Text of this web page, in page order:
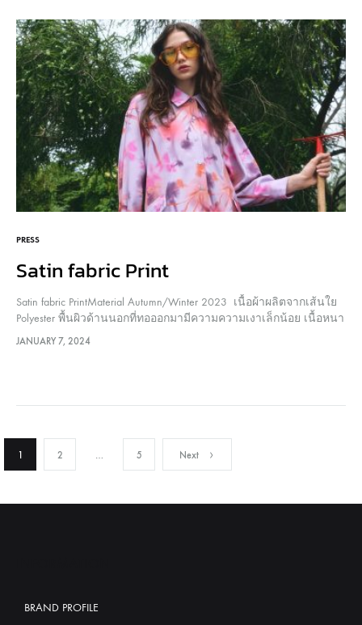
PRESS
Satin fabric Print
Satin fabric PrintMaterial Autumn/Winter 2023 เนื้อผ้าผลิตจากเส้นใย
Polyester พื้นผิวด้านนอกที่ทอออกมามีความความเงาเล็กน้อย เนื้อหนา
ผิวสัมผัสนุ่มลื่นมือ มีน้ำหนักทิ้งตัวสวย คงรูปทรงไม่ยับง่าย สีสวยคม
ชัดด้วย การพิมพ์แบบ Digital Print ลาย “Illuminate Florals” อีกหนึ่ง
JANUARY 7, 2024
Posts
pagination
1 2 … 5 Next
BRAND PROFILE